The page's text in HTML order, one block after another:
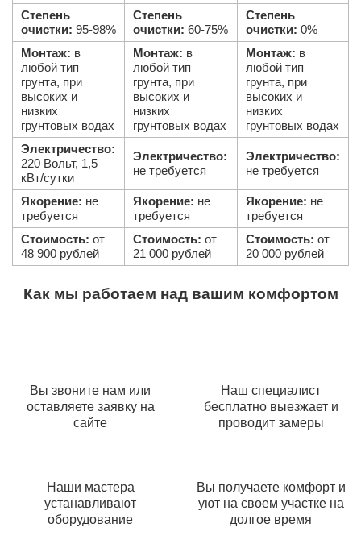
Степень
очистки: 95-98%
Степень
очистки: 60-75%
Степень
очистки: 0%
Монтаж: в
любой тип
грунта, при
высоких и
низких
грунтовых водах
Монтаж: в
любой тип
грунта, при
высоких и
низких
грунтовых водах
Монтаж: в
любой тип
грунта, при
высоких и
низких
грунтовых водах
Электричество:
220 Вольт, 1,5
кВт/сутки
Электричество:
не требуется
Электричество:
не требуется
Якорение: не
требуется
Якорение: не
требуется
Якорение: не
требуется
Стоимость: от
48 900 рублей
Стоимость: от
21 000 рублей
Стоимость: от
20 000 рублей
Как мы работаем над вашим комфортом
Вы звоните нам или
оставляете заявку на
сайте
Наш специалист
бесплатно выезжает и
проводит замеры
Наши мастера
устанавливают
оборудование
Вы получаете комфорт и
уют на своем участке на
долгое время